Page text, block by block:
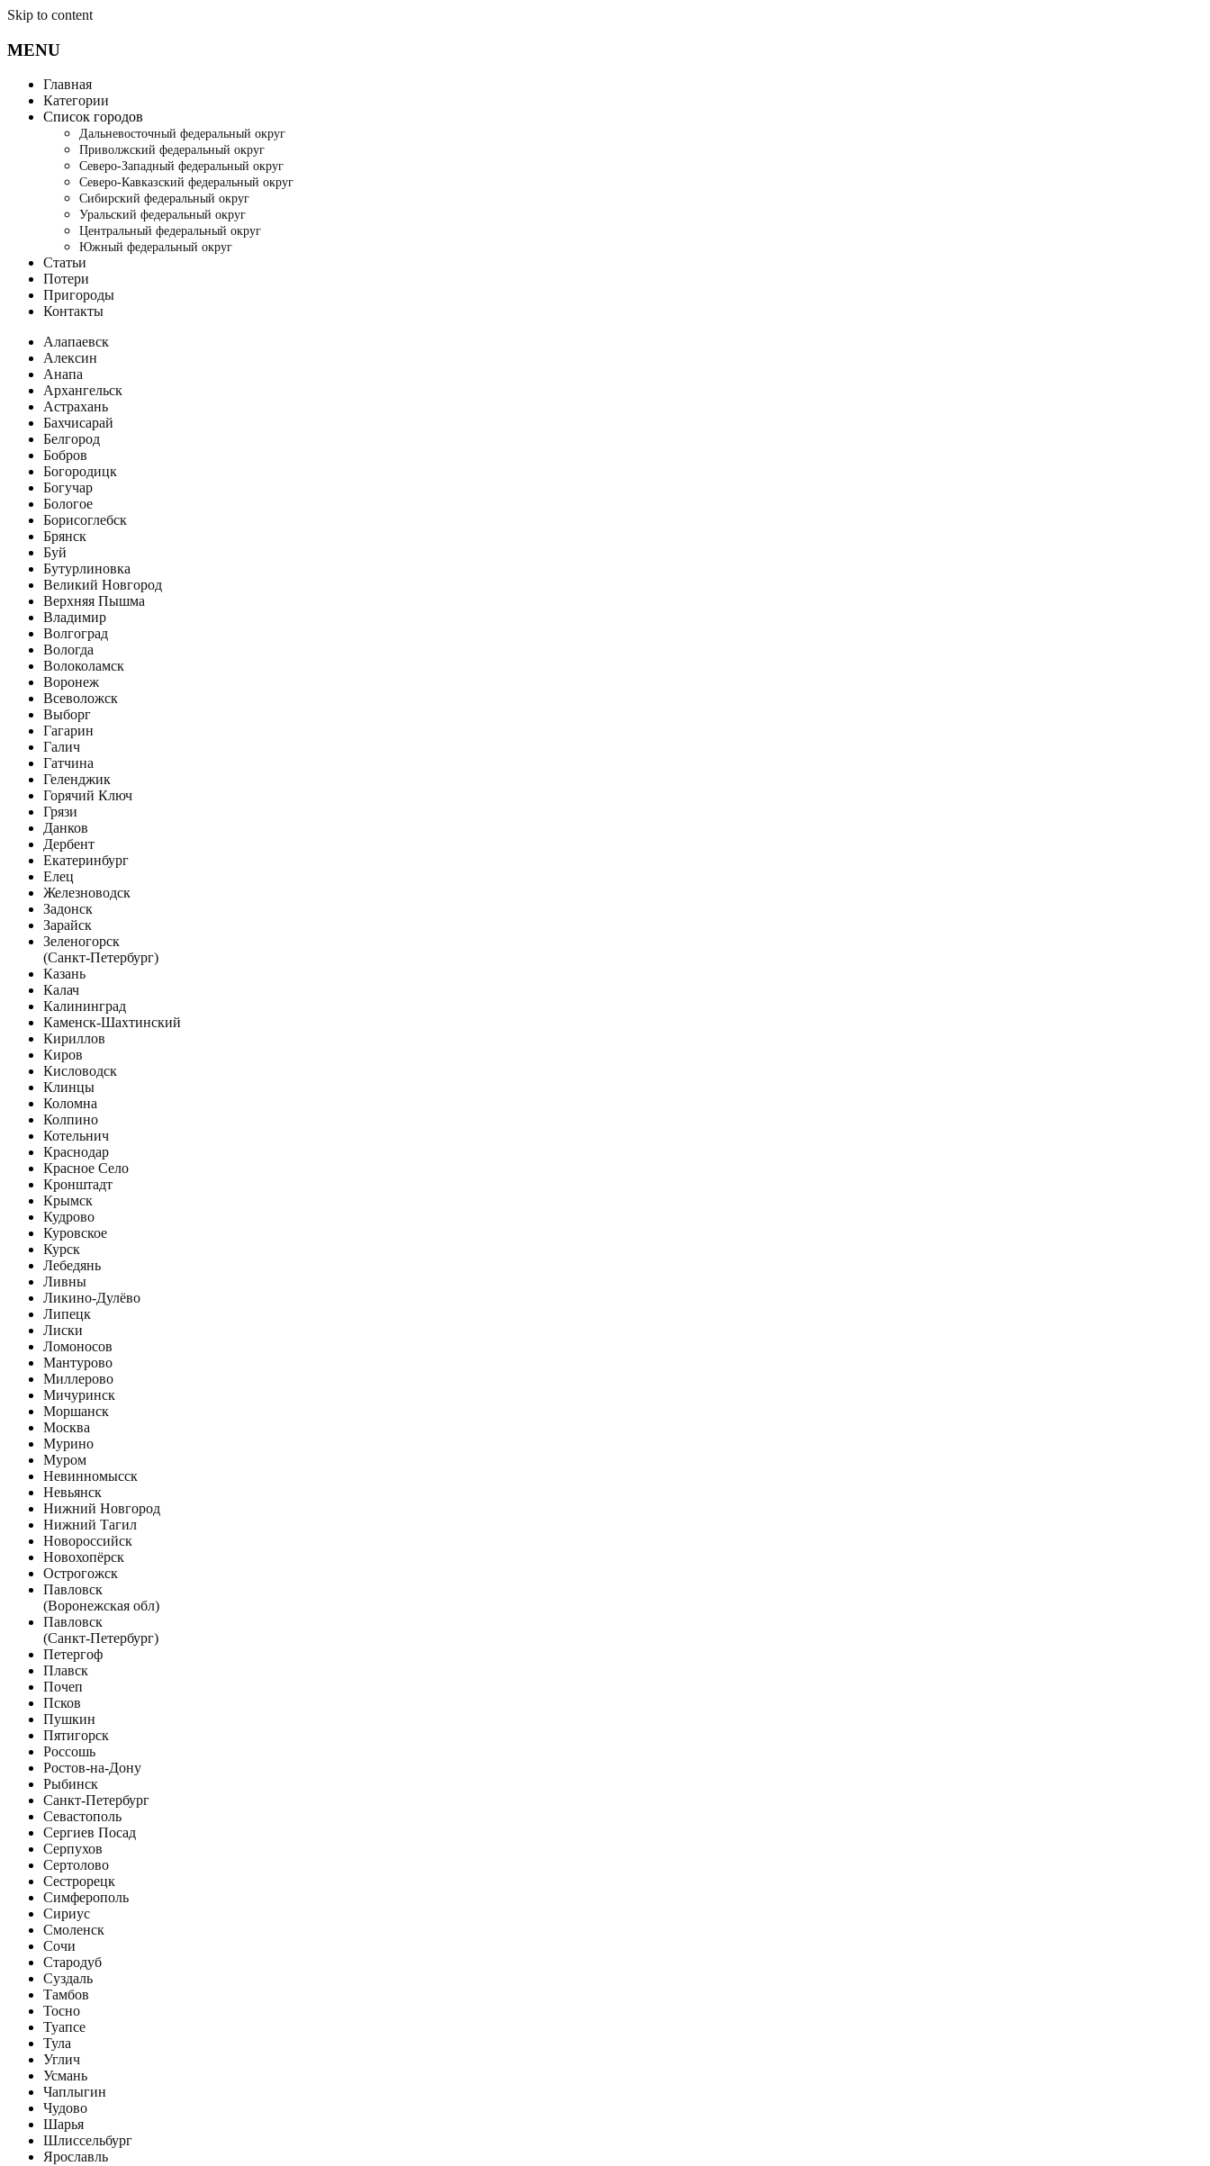
Skip to content
MENU
Главная
Категории
Список городов
Дальневосточный федеральный округ
Приволжский федеральный округ
Северо-Западный федеральный округ
Северо-Кавказский федеральный округ
Сибирский федеральный округ
Уральский федеральный округ
Центральный федеральный округ
Южный федеральный округ
Статьи
Потери
Пригороды
Контакты
Алапаевск
Алексин
Анапа
Архангельск
Астрахань
Бахчисарай
Белгород
Бобров
Богородицк
Богучар
Бологое
Борисоглебск
Брянск
Буй
Бутурлиновка
Великий Новгород
Верхняя Пышма
Владимир
Волгоград
Вологда
Волоколамск
Воронеж
Всеволожск
Выборг
Гагарин
Галич
Гатчина
Геленджик
Горячий Ключ
Грязи
Данков
Дербент
Екатеринбург
Елец
Железноводск
Задонск
Зарайск
Зеленогорск
(Санкт-Петербург)
Казань
Калач
Калининград
Каменск-Шахтинский
Кириллов
Киров
Кисловодск
Клинцы
Коломна
Колпино
Котельнич
Краснодар
Красное Село
Кронштадт
Крымск
Кудрово
Куровское
Курск
Лебедянь
Ливны
Ликино-Дулёво
Липецк
Лиски
Ломоносов
Мантурово
Миллерово
Мичуринск
Моршанск
Москва
Мурино
Муром
Невинномысск
Невьянск
Нижний Новгород
Нижний Тагил
Новороссийск
Новохопёрск
Острогожск
Павловск
(Воронежская обл)
Павловск
(Санкт-Петербург)
Петергоф
Плавск
Почеп
Псков
Пушкин
Пятигорск
Россошь
Ростов-на-Дону
Рыбинск
Санкт-Петербург
Севастополь
Сергиев Посад
Серпухов
Сертолово
Сестрорецк
Симферополь
Сириус
Смоленск
Сочи
Стародуб
Суздаль
Тамбов
Тосно
Туапсе
Тула
Углич
Усмань
Чаплыгин
Чудово
Шарья
Шлиссельбург
Ярославль